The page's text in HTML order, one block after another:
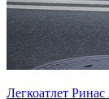
Легкоатлет